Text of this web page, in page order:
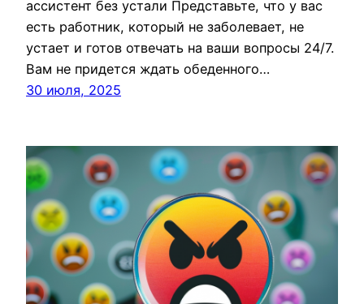
ассистент без устали Представьте, что у вас
есть работник, который не заболевает, не
устает и готов отвечать на ваши вопросы 24/7.
Вам не придется ждать обеденного…
30 июля, 2025